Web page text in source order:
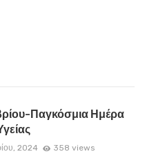
Παγκόσμια Ημέρα
2024 358 views